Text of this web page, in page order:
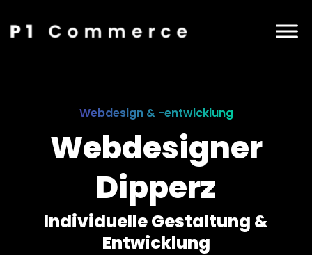
Webdesign & -entwicklung
Webdesigner
Dipperz
Individuelle Gestaltung &
Entwicklung